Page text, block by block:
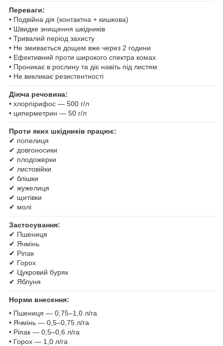
Переваги:
• Подвійна дія (контактна + кишкова)
• Швидке знищення шкідників
• Тривалий період захисту
• Не змивається дощем вже через 2 години
• Ефективний проти широкого спектра комах
• Проникає в рослину та діє навіть під листям
• Не викликає резистентності
Діюча речовина:
• хлорпірифос — 500 г/л
• циперметрин — 50 г/л
Проти яких шкідників працює:
✔ попелиця
✔ довгоносики
✔ плодожерки
✔ листовійки
✔ блішки
✔ жужелиця
✔ щитівки
✔ молі
Застосування:
✔ Пшениця
✔ Ячмінь
✔ Ріпак
✔ Горох
✔ Цукровий буряк
✔ Яблуня
Норми внесення:
• Пшениця — 0,75–1,0 л/га
• Ячмінь — 0,5–0,75 л/га
• Ріпак — 0,5–0,6 л/га
• Горох — 1,0 л/га